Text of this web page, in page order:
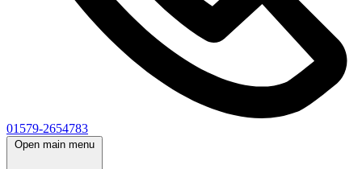
01579-2654783
Open main menu